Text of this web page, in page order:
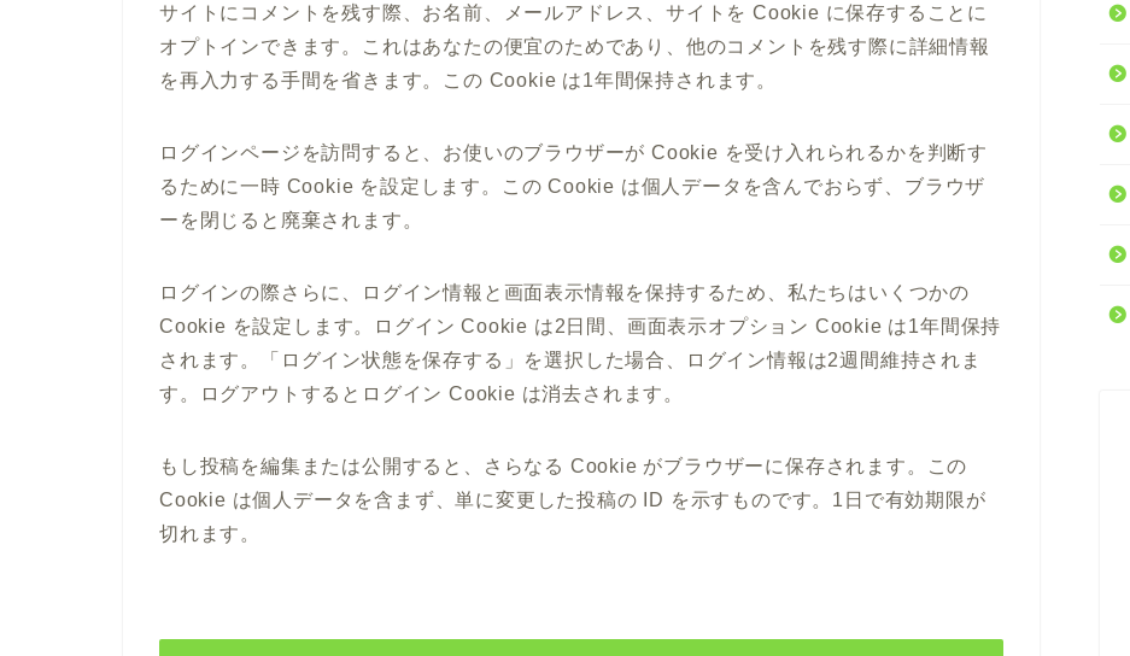
サイトにコメントを残す際、お名前、メールアドレス、サイトを Cookie に保存することに
オプトインできます。これはあなたの便宜のためであり、他のコメントを残す際に詳細情報
を再入力する手間を省きます。この Cookie は1年間保持されます。
ログインページを訪問すると、お使いのブラウザーが Cookie を受け入れられるかを判断す
るために一時 Cookie を設定します。この Cookie は個人データを含んでおらず、ブラウザ
ーを閉じると廃棄されます。
ログインの際さらに、ログイン情報と画面表示情報を保持するため、私たちはいくつかの
Cookie を設定します。ログイン Cookie は2日間、画面表示オプション Cookie は1年間保持
されます。「ログイン状態を保存する」を選択した場合、ログイン情報は2週間維持されま
す。ログアウトするとログイン Cookie は消去されます。
もし投稿を編集または公開すると、さらなる Cookie がブラウザーに保存されます。この
Cookie は個人データを含まず、単に変更した投稿の ID を示すものです。1日で有効期限が
切れます。